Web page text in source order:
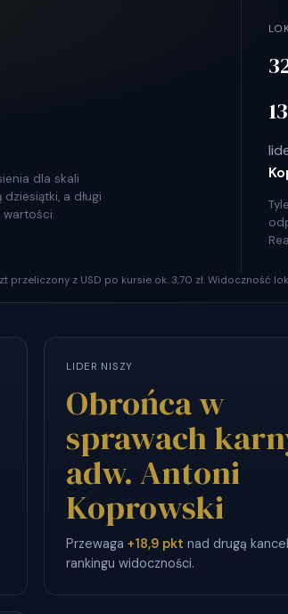
dla skali
a długi
13
przeliczony z USD po kursie ok. 3,70 zł. Widoczność
LIDER NISZY
Obrońca w
sprawach
adw. Antoni
Koprowski
Przewaga+18,9 pkt nad drugą
rankingu widoczności.